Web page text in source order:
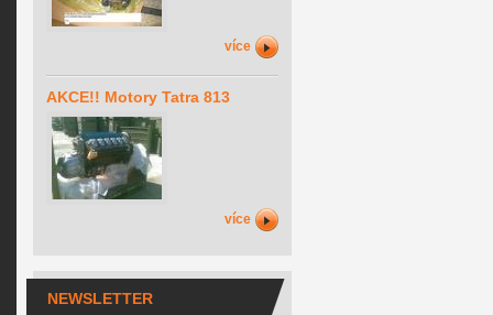
více
AKCE!! Motory Tatra 813
více
NEWSLETTER